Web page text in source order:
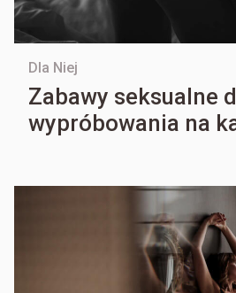
Dla Niej
Zabawy seksualne
wypróbowania na